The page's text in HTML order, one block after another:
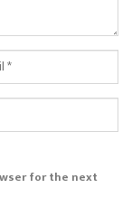
for the next